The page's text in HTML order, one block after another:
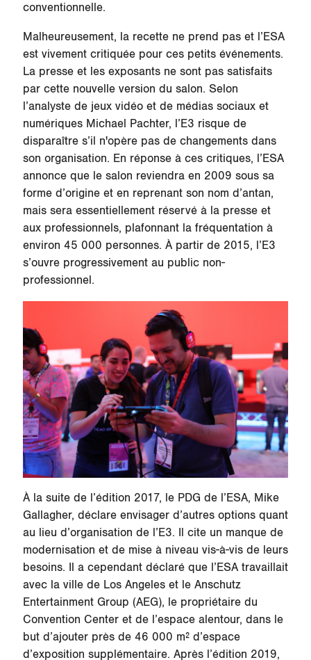
conventionnelle.
Malheureusement, la recette ne prend pas et l’ESA
est vivement critiquée pour ces petits événements.
La presse et les exposants ne sont pas satisfaits
par cette nouvelle version du salon. Selon
l’analyste de jeux vidéo et de médias sociaux et
numériques Michael Pachter, l’E3 risque de
disparaître s’il n'opère pas de changements dans
son organisation. En réponse à ces critiques, l’ESA
annonce que le salon reviendra en 2009 sous sa
forme d’origine et en reprenant son nom d’antan,
mais sera essentiellement réservé à la presse et
aux professionnels, plafonnant la fréquentation à
environ 45 000 personnes. À partir de 2015, l’E3
s’ouvre progressivement au public non-
professionnel.
À la suite de l’édition 2017, le PDG de l’ESA, Mike
Gallagher, déclare envisager d’autres options quant
au lieu d’organisation de l’E3. Il cite un manque de
modernisation et de mise à niveau vis-à-vis de leurs
besoins. Il a cependant déclaré que l’ESA travaillait
avec la ville de Los Angeles et le Anschutz
Entertainment Group (AEG), le propriétaire du
Convention Center et de l’espace alentour, dans le
but d’ajouter près de 46 000 m² d’espace
d’exposition supplémentaire. Après l’édition 2019,